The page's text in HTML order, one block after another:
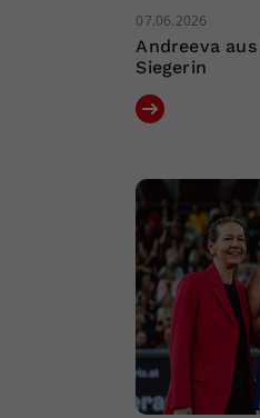
07.06.2026
Andreeva
Siegerin